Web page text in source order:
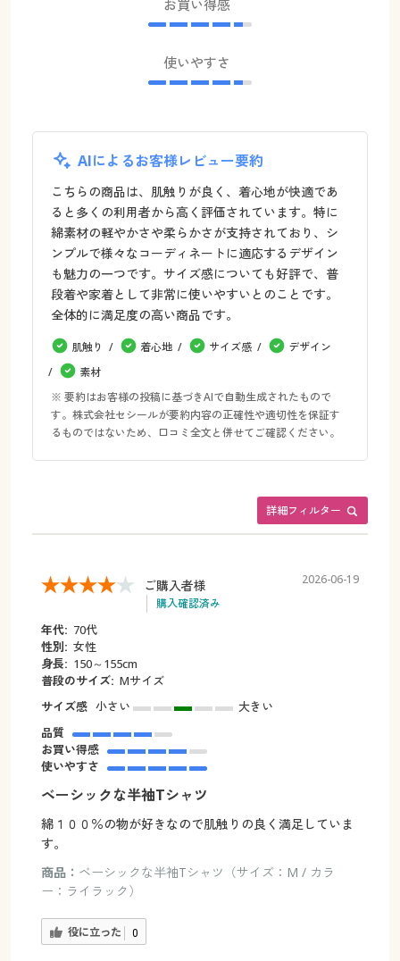
お買い得感
使いやすさ
AIによるお客様レビュー要約
こちらの商品は、肌触りが良く、着心地が快適であ
ると多くの利用者から高く評価されています。特に
綿素材の軽やかさや柔らかさが支持されており、シ
ンプルで様々なコーディネートに適応するデザイン
も魅力の一つです。サイズ感についても好評で、普
段着や家着として非常に使いやすいとのことです。
全体的に満足度の高い商品です。
肌触り 着心地 サイズ感
デザイン
素材
※ 要約はお客様の投稿に基づきAIで自動生成されたもので
す。株式会社セシールが要約内容の正確性や適切性を保証す
るものではないため、口コミ全文と併せてご確認ください。
詳細フィルター
ご購入者様
購入確認済み
2026-06-19
年代: 70代
性別: 女性
身長: 150～155cm
普段のサイズ: Mサイズ
サイズ感 小さい
大きい
品質
お買い得感
使いやすさ
ベーシックな半袖Tシャツ
綿１００％の物が好きなので肌触りの良く満足していま
す。
商品： ベーシックな半袖Tシャツ（サイズ：M / カラ
ー：ライラック）
役に立った 0